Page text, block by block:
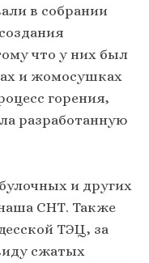
в собрании
что у них был
и жомосушках
горения,
разработанную
и других
СНТ. Также
ТЭЦ, за
сжатых